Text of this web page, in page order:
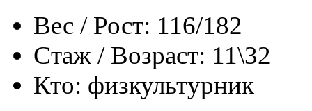
Вес / Рост: 116/182
Стаж / Возраст: 11\32
Кто: физкультурник